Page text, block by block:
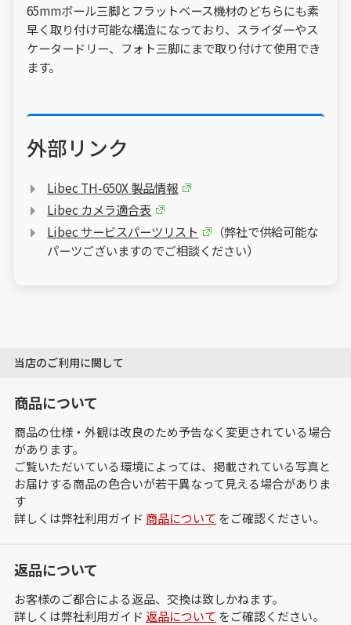
65mmボール三脚とフラットベース機材のどちらにも素
早く取り付け可能な構造になっており、スライダーやス
ケータードリー、フォト三脚にまで取り付けて使用でき
ます。
外部リンク
Libec TH-650X 製品情報
Libec カメラ適合表
Libec サービスパーツリスト
（弊社で供給可能な
パーツございますのでご相談ください）
当店のご利用に関して
商品について
商品の仕様・外観は改良のため予告なく変更されている場合
があります。
ご覧いただいている環境によっては、掲載されている写真と
お届けする商品の色合いが若干異なって見える場合がありま
す
詳しくは弊社利用ガイド 商品について をご確認ください。
返品について
お客様のご都合による返品、交換は致しかねます。
詳しくは弊社利用ガイド 返品について をご確認ください。